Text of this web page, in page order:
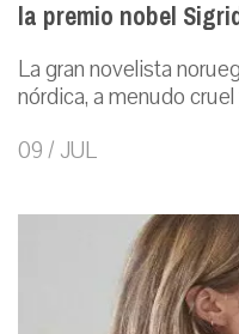
la premio nobel
La gran novelista
nórdica, a menudo
09 / JUL